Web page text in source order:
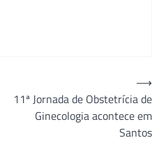
11ª Jornada de Obstetrícia de
Ginecologia acontece em
Santos
⟶